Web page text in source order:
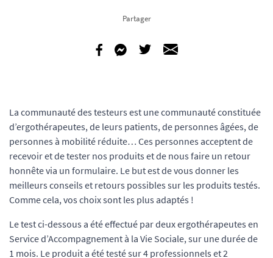
Partager
La communauté des testeurs est une communauté constituée
d’ergothérapeutes, de leurs patients, de personnes âgées, de
personnes à mobilité réduite… Ces personnes acceptent de
recevoir et de tester nos produits et de nous faire un retour
honnête via un formulaire. Le but est de vous donner les
meilleurs conseils et retours possibles sur les produits testés.
Comme cela, vos choix sont les plus adaptés !
Le test ci-dessous a été effectué par deux ergothérapeutes en
Service d’Accompagnement à la Vie Sociale, sur une durée de
1 mois. Le produit a été testé sur 4 professionnels et 2